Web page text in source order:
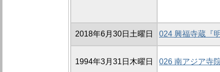
2018年6月30日土曜日 024 興福寺蔵『
1994年3月31日木曜日 026 南アジア寺